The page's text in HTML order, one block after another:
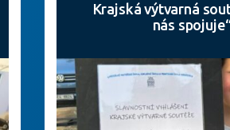
Krajská výtvarná
nás